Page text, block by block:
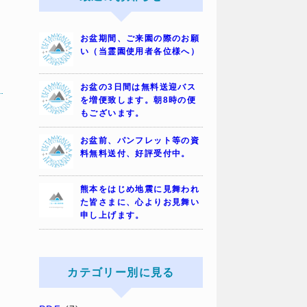
お盆期間、ご来園の際のお願
い（当霊園使用者各位様へ）
お盆の3日間は無料送迎バス
を増便致します。朝8時の便
もございます。
お盆前、パンフレット等の資
料無料送付、好評受付中。
熊本をはじめ地震に見舞われ
た皆さまに、心よりお見舞い
申し上げます。
カテゴリー別に見る